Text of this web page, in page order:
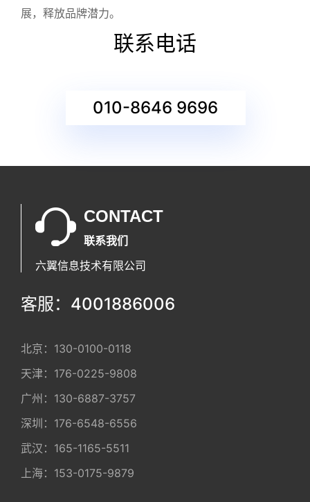
展，释放品牌潜力。
联系电话
010-8646 9696
CONTACT
联系我们
六翼信息技术有限公司
客服：4001886006
北京： 130-0100-0118
天津： 176-0225-9808
广州： 130-6887-3757
深圳： 176-6548-6556
武汉： 165-1165-5511
上海： 153-0175-9879